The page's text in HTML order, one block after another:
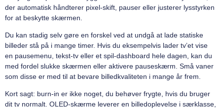
der automatisk håndterer pixel-skift, pauser eller justerer lysstyrken
for at beskytte skærmen.
Du kan stadig selv gøre en forskel ved at undgå at lade statiske
billeder stå på i mange timer. Hvis du eksempelvis lader tv’et vise
en pausemenu, tekst-tv eller et spil-dashboard hele dagen, kan du
med fordel slukke skærmen eller aktivere pauseskærm. Små vaner
som disse er med til at bevare billedkvaliteten i mange år frem.
Kort sagt: burn-in er ikke noget, du behøver frygte, hvis du bruger
dit tv normalt. OLED-skærme leverer en billedoplevelse i særklasse,